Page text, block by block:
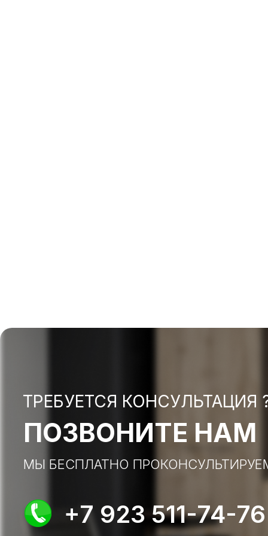
ТРЕБУЕТСЯ КОНСУЛЬТАЦИЯ
ПОЗВОНИТЕ НАМ
МЫ БЕСПЛАТНО
+7 923 511-74-76